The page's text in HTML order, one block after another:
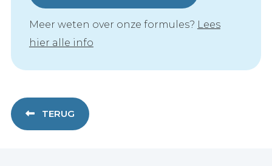
Meer weten over onze formules? Lees
hier alle info
TERUG